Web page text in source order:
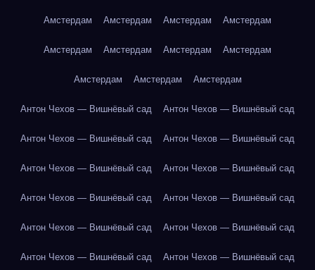
Амстердам Амстердам Амстердам Амстердам
Амстердам Амстердам Амстердам Амстердам
Амстердам Амстердам Амстердам
Антон Чехов — Вишнёвый сад Антон Чехов — Вишнёвый сад
Антон Чехов — Вишнёвый сад Антон Чехов — Вишнёвый сад
Антон Чехов — Вишнёвый сад Антон Чехов — Вишнёвый сад
Антон Чехов — Вишнёвый сад Антон Чехов — Вишнёвый сад
Антон Чехов — Вишнёвый сад Антон Чехов — Вишнёвый сад
Антон Чехов — Вишнёвый сад Антон Чехов — Вишнёвый сад